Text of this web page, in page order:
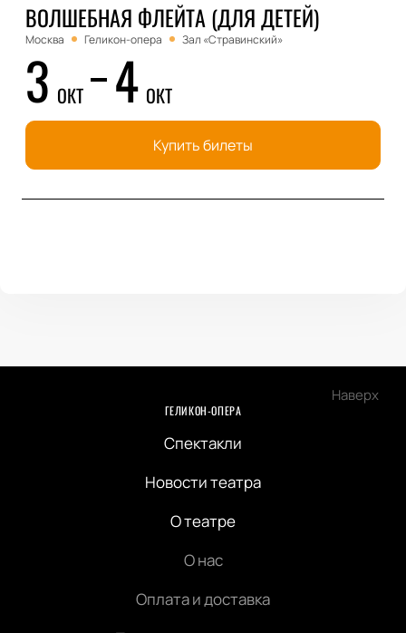
ВОЛШЕБНАЯ ФЛЕЙТА (ДЛЯ ДЕТЕЙ)
Москва Геликон-опера Зал «Стравинский»
3 ОКТ 4 ОКТ
Купить билеты
Наверх
ГЕЛИКОН-ОПЕРА
Спектакли
Новости театра
О театре
О нас
Оплата и доставка